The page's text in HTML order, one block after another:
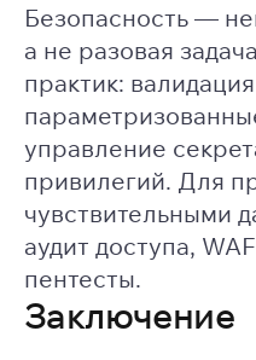
Безопасность —
а не разовая
практик:
управление
привилегий. Для
чувствительными
аудит доступа,
пентесты.
Заключение